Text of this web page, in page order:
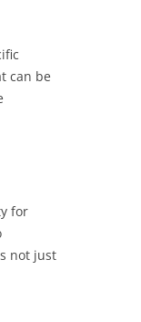
can be
for
not just